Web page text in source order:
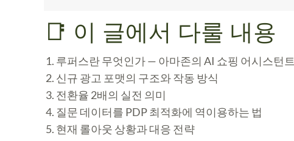
📑 이 글에서 다룰 내용
루퍼스란 무엇인가 — 아마존의 AI 쇼핑 어시스턴트
신규 광고 포맷의 구조와 작동 방식
전환율 2배의 실전 의미
질문 데이터를 PDP 최적화에 역이용하는 법
현재 롤아웃 상황과 대응 전략